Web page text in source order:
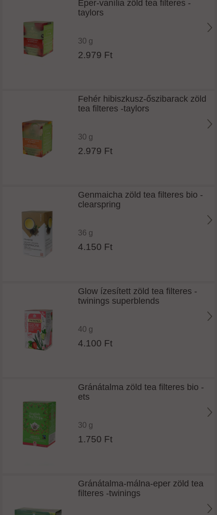
Eper-vanília zöld tea filteres -
taylors
30 g
2.979 Ft
Fehér hibiszkusz-őszibarack zöld
tea filteres -taylors
30 g
2.979 Ft
Genmaicha zöld tea filteres bio -
clearspring
36 g
4.150 Ft
Glow ízesített zöld tea filteres -
twinings superblends
40 g
4.100 Ft
Gránátalma zöld tea filteres bio -
ets
30 g
1.750 Ft
Gránátalma-málna-eper zöld tea
filteres -twinings